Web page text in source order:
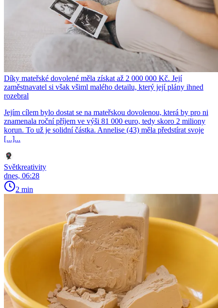
Díky mateřské dovolené měla získat až 2 000 000 Kč. Její
zaměstnavatel si však všiml malého detailu, který její plány ihned
rozebral
Jejím cílem bylo dostat se na mateřskou dovolenou, která by pro ni
znamenala roční příjem ve výši 81 000 euro, tedy skoro 2 miliony
korun. To už je solidní částka. Annelise (43) měla předstírat svoje
[...]...
Světkreativity
dnes, 06:28
2 min